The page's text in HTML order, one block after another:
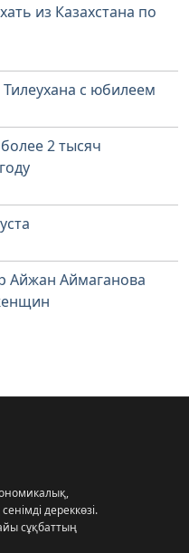
из Казахстана по
с юбилеем
2 тысяч
Айжан Аймаганова
дереккөзі.
сұқбаттың